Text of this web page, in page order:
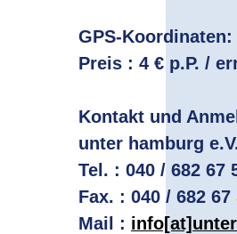
GPS-Koordinaten:
Preis : 4 € p.P. /
Kontakt und
unter hamburg
Tel. : 040 / 682 67
Fax. : 040 / 682 67
Mail :